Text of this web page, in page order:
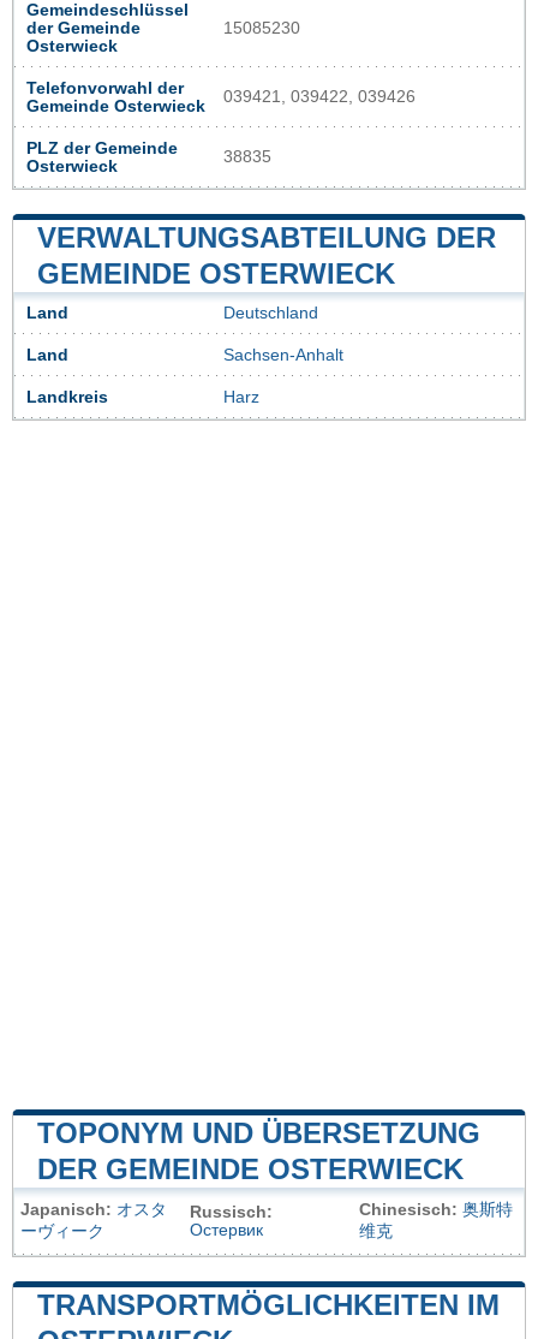
Gemeindeschlüssel
der Gemeinde
Osterwieck
15085230
Telefonvorwahl der
Gemeinde Osterwieck
039421, 039422, 039426
PLZ der Gemeinde
Osterwieck
38835
VERWALTUNGSABTEILUNG DER
GEMEINDE OSTERWIECK
Land Deutschland
Land Sachsen-Anhalt
Landkreis Harz
TOPONYM UND ÜBERSETZUNG
DER GEMEINDE OSTERWIECK
Japanisch: オスタ
ーヴィーク
Russisch:
Остервик
Chinesisch: 奥斯特
维克
TRANSPORTMÖGLICHKEITEN IM